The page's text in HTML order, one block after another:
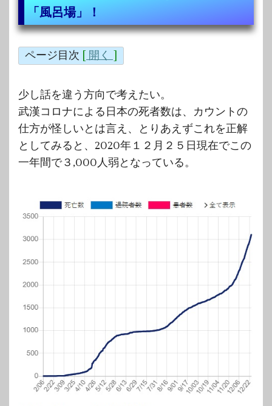
「風呂場」！
ページ目次 [ 開く ]
少し話を違う方向で考えたい。
武漢コロナによる日本の死者数は、カウントの
仕方が怪しいとは言え、とりあえずこれを正解
としてみると、2020年１２月２５日現在でこの
一年間で３,000人弱となっている。